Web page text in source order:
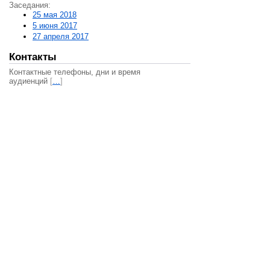
Заседания:
25 мая 2018
5 июня 2017
27 апреля 2017
Контакты
Контактные телефоны, дни и время
аудиенций […]